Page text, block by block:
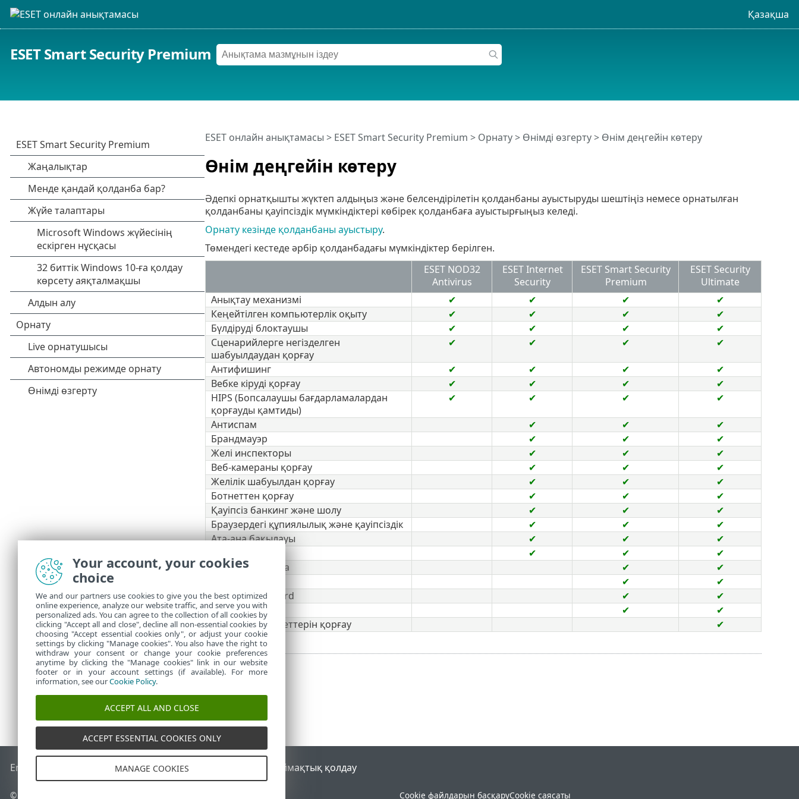
Қазақша
ESET Smart Security Premium
Өнім деңгейін көтеру
ESET онлайн анықтамасы > ESET Smart Security Premium > Орнату> Өнімді өзгерту > Өнім деңгейін көтеру
Әдепкі орнатқышты жүктеп алдыңыз және белсендірілетін қолданбаны ауыстыруды шештіңіз немесе орнатылған
қолданбаны қауіпсіздік мүмкіндіктері көбірек қолданбаға ауыстырғыңыз келеді.
Орнату кезінде қолданбаны ауыстыру.
Төмендегі кестеде әрбір қолданбадағы мүмкіндіктер берілген.
ESET NOD32
Antivirus
ESET Internet
Security
ESET Smart Security
Premium
ESET Security
Ultimate
Анықтау механизмі
✔ ✔ ✔
✔
Кеңейтілген компьютерлік оқыту
✔ ✔ ✔
✔
Бүлдіруді блоктаушы
✔ ✔ ✔
✔
Сценарийлерге негізделген
шабуылдаудан қорғау
✔ ✔ ✔ ✔
Антифишинг ✔ ✔ ✔
✔
Вебке кіруді қорғау
✔ ✔ ✔
✔
HIPS (Бопсалаушы бағдарламалардан
қорғауды қамтиды)
✔ ✔ ✔ ✔
Антиспам ✔ ✔
✔
Брандмауэр
✔ ✔
✔
Желі инспекторы
✔ ✔
✔
Веб-камераны қорғау
✔ ✔
✔
Желілік шабуылдан қорғау
✔ ✔
✔
Ботнеттен қорғау
✔ ✔
✔
Қауіпсіз банкинг және шолу
✔ ✔
✔
Браузердегі құпиялылық және қауіпсіздік
✔ ✔
✔
Ата-ана бақылауы
✔ ✔
✔
✔ ✔
✔
ESET Secure Data
✔
✔
✔
✔
ESET Folder Guard
✔
✔
VPN
✔
✔
Жеке бас мәліметтерін қорғау
✔
End of Life ESET білім қорыESET форумы Аймақтық қолдау
© 1992 - 2026 ESET, spol. s r.o. - Барлық құқықтары қорғалған. Cookie файлдарын басқаруCookie саясаты
Your account, your cookies
choice
We and our partners use cookies to give you the best optimized
online experience, analyze our website traffic, and serve you with
personalized ads. You can agree to the collection of all cookies by
clicking "Accept all and close", decline all non-essential cookies by
choosing "Accept essential cookies only", or adjust your cookie
settings by clicking "Manage cookies". You also have the right to
withdraw your consent or change your cookie preferences
anytime by clicking the "Manage cookies" link in our website
footer or in your account settings (if available). For more
information, see ourCookie Policy.
ACCEPT ALL AND CLOSE
ACCEPT ESSENTIAL COOKIES ONLY
MANAGE COOKIES